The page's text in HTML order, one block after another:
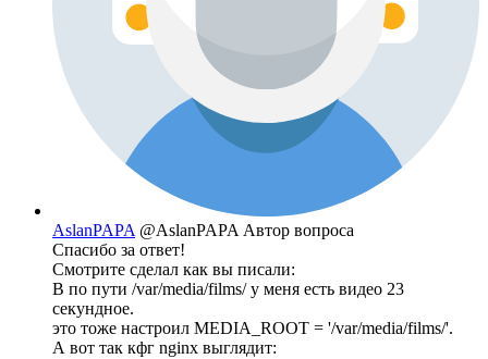
AslanPAPA @AslanPAPA Автор вопроса
Спасибо за ответ!
Смотрите сделал как вы писали:
В по пути /var/media/films/ у меня есть видео 23
секундное.
это тоже настроил MEDIA_ROOT = '/var/media/films/'.
А вот так кфг nginx выглядит: